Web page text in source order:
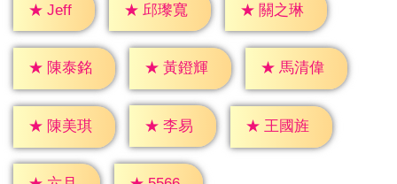
★ Jeff ★ 邱瓈寬 ★ 關之琳
★ 陳泰銘 ★ 黃鐙輝 ★ 馬清偉
★ 陳美琪 ★ 李易 ★ 王國旌